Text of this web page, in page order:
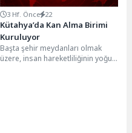
3 Hf. Önce 22
Kütahya’da Kan Alma Birimi
Kuruluyor
Başta şehir meydanları olmak
üzere, insan hareketliliğinin yoğun